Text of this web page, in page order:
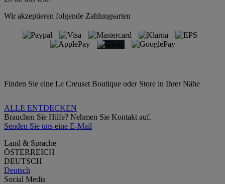
Wir akzeptieren folgende Zahlungsarten
Finden Sie eine Le Creuset Boutique oder Store in Ihrer Nähe
ALLE ENTDECKEN
Brauchen Sie Hilfe? Nehmen Sie Kontakt auf.
Senden Sie uns eine E-Mail
Land & Sprache
ÖSTERREICH
DEUTSCH
Deutsch
Social Media